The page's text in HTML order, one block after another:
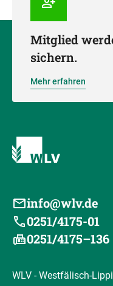
Mitglied
sichern.
Mehr erfahren
info@wlv.de
0251/4175-01
0251/4175–136
WLV - Westfälisch-